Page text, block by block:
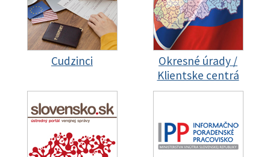
Cudzinci
Okresné úrady /
Klientske centrá